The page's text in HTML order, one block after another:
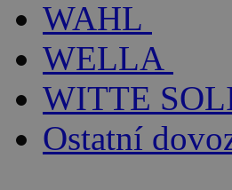
WAHL
WELLA
WITTE
Ostatní